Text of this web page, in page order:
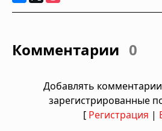
Комментарии 0
Добавлять
зарегистрированные
[ Регистрация |